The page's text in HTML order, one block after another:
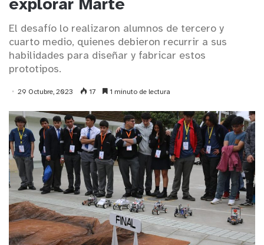
explorar Marte
El desafío lo realizaron alumnos de tercero y
cuarto medio, quienes debieron recurrir a sus
habilidades para diseñar y fabricar estos
prototipos.
29 Octubre, 2023 17 1 minuto de lectura